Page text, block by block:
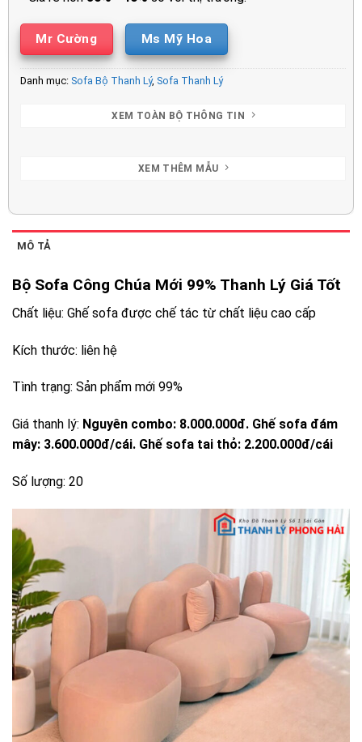
Mr Cường Ms Mỹ Hoa
Danh mục: Sofa Bộ Thanh Lý, Sofa Thanh Lý
XEM TOÀN BỘ THÔNG TIN
XEM THÊM MẪU
MÔ TẢ
Bộ Sofa Công Chúa Mới 99% Thanh Lý Giá Tốt
Chất liệu: Ghế sofa được chế tác từ chất liệu cao cấp
Kích thước: liên hệ
Tình trạng: Sản phẩm mới 99%
Giá thanh lý: Nguyên combo: 8.000.000đ. Ghế sofa đám
mây: 3.600.000đ/cái. Ghế sofa tai thỏ: 2.200.000đ/cái
Số lượng: 20